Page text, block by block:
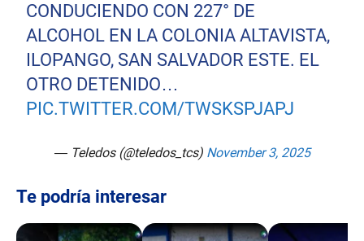
CONDUCIENDO CON 227° DE
ALCOHOL EN LA COLONIA ALTAVISTA,
ILOPANGO, SAN SALVADOR ESTE. EL
OTRO DETENIDO…
PIC.TWITTER.COM/TWSKSPJAPJ
— Teledos (@teledos_tcs) November 3, 2025
Te podría interesar